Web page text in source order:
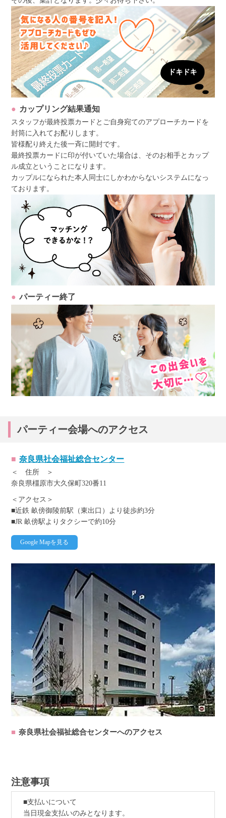
カップリング結果通知
スタッフが最終投票カードとご自身宛てのアプローチカードを
封筒に入れてお配りします。
皆様配り終えた後一斉に開封です。
最終投票カードに印が付いていた場合は、そのお相手とカップ
ル成立ということになります。
カップルになられた本人同士にしかわからないシステムになっ
ております。
パーティー終了
パーティー会場へのアクセス
奈良県社会福祉総合センター
＜ 住所 ＞
奈良県橿原市大久保町320番11
＜アクセス＞
■近鉄 畝傍御陵前駅（東出口）より徒歩約3分
■JR 畝傍駅よりタクシーで約10分
Google Mapを見る
奈良県社会福祉総合センターへのアクセス
注意事項
■支払いについて
当日現金支払いのみとなります。